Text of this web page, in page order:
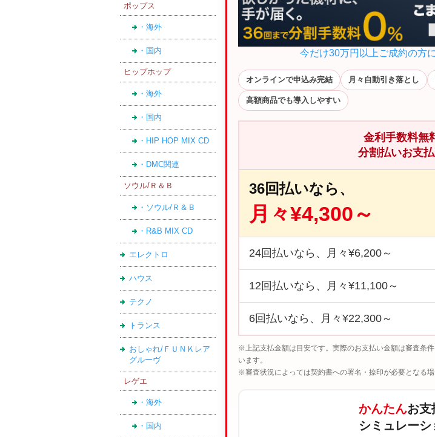
ポップス
・海外
・国内
ヒップホップ
・海外
・国内
・HIP HOP MIX CD
・DMC関連
ソウル/Ｒ＆Ｂ
・ソウル/Ｒ＆Ｂ
・R&B MIX CD
エレクトロ
ハウス
テクノ
トランス
おしゃれ/ＦＵＮＫレア
グルーヴ
レゲエ
・海外
・国内
今だけ30万円以上ご成約の方
オンラインで申込み完結 月々自動引き落とし
高額商品でも導入しやすい
金利手数料無
分割払いお支
36回払いなら、
月々¥4,300～
24回払いなら、月々¥6,200～
12回払いなら、月々¥11,100～
6回払いなら、月々¥22,300～
※上記支払金額は目安です。実際のお支払い金額は審査条
います。
※審査状況によっては契約書への署名・捺印が必要となる場
かんたんお支
シミュレーシ